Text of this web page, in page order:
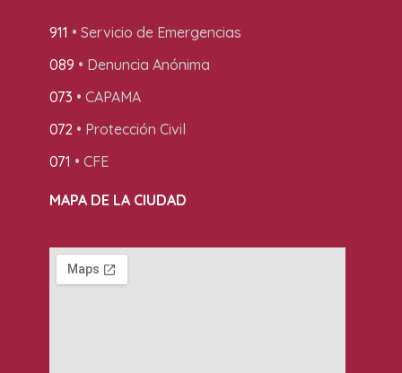
911 • Servicio de Emergencias
089 • Denuncia Anónima
073 • CAPAMA
072 • Protección Civil
071 • CFE
MAPA DE LA CIUDAD